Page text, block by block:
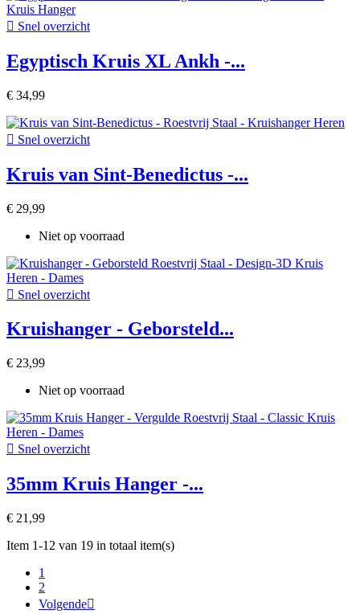
 Snel overzicht
Egyptisch Kruis XL Ankh -...
€ 34,99
 Snel overzicht
Kruis van Sint-Benedictus -...
€ 29,99
Niet op voorraad
 Snel overzicht
Kruishanger - Geborsteld...
€ 23,99
Niet op voorraad
 Snel overzicht
35mm Kruis Hanger -...
€ 21,99
Item 1-12 van 19 in totaal item(s)
1
2
Volgende